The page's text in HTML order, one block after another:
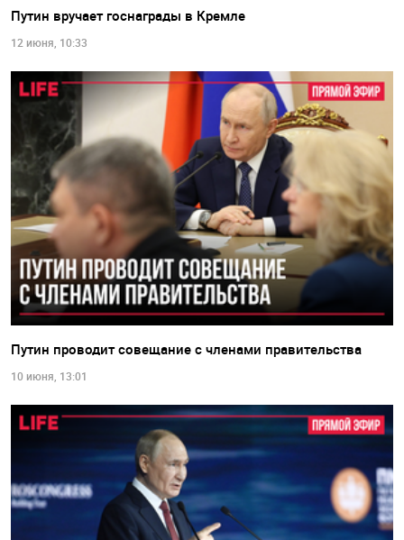
Путин вручает госнаграды в Кремле
12 июня, 10:33
Путин проводит совещание с членами правительства
10 июня, 13:01